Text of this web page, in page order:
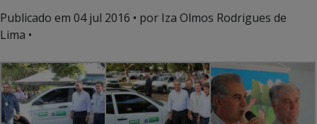
Publicado em 04 jul 2016 • por Iza Olmos Rodrigues de
Lima •